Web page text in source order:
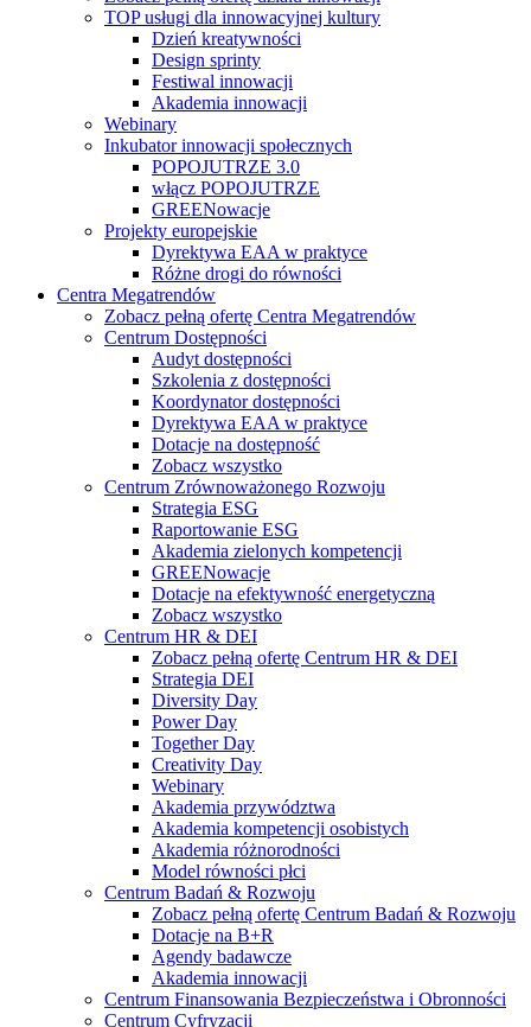
TOP usługi dla innowacyjnej kultury
Dzień kreatywności
Design sprinty
Festiwal innowacji
Akademia innowacji
Webinary
Inkubator innowacji społecznych
POPOJUTRZE 3.0
włącz POPOJUTRZE
GREENowacje
Projekty europejskie
Dyrektywa EAA w praktyce
Różne drogi do równości
Centra Megatrendów
Zobacz pełną ofertę Centra Megatrendów
Centrum Dostępności
Audyt dostępności
Szkolenia z dostępności
Koordynator dostępności
Dyrektywa EAA w praktyce
Dotacje na dostępność
Zobacz wszystko
Centrum Zrównoważonego Rozwoju
Strategia ESG
Raportowanie ESG
Akademia zielonych kompetencji
GREENowacje
Dotacje na efektywność energetyczną
Zobacz wszystko
Centrum HR & DEI
Zobacz pełną ofertę Centrum HR & DEI
Strategia DEI
Diversity Day
Power Day
Together Day
Creativity Day
Webinary
Akademia przywództwa
Akademia kompetencji osobistych
Akademia różnorodności
Model równości płci
Centrum Badań & Rozwoju
Zobacz pełną ofertę Centrum Badań & Rozwoju
Dotacje na B+R
Agendy badawcze
Akademia innowacji
Centrum Finansowania Bezpieczeństwa i Obronności
Centrum Cyfryzacji